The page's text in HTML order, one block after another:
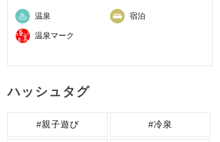
温泉 宿泊
温泉マーク
ハッシュタグ
#親子遊び #冷泉